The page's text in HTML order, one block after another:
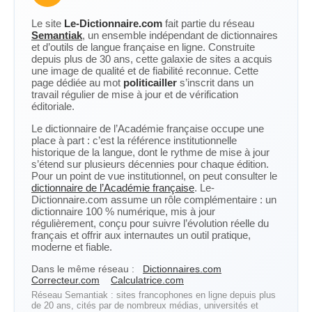
Le site Le-Dictionnaire.com fait partie du réseau
Semantiak, un ensemble indépendant de dictionnaires
et d’outils de langue française en ligne. Construite
depuis plus de 30 ans, cette galaxie de sites a acquis
une image de qualité et de fiabilité reconnue. Cette
page dédiée au mot politicailler s’inscrit dans un
travail régulier de mise à jour et de vérification
éditoriale.
Le dictionnaire de l’Académie française occupe une
place à part : c’est la référence institutionnelle
historique de la langue, dont le rythme de mise à jour
s’étend sur plusieurs décennies pour chaque édition.
Pour un point de vue institutionnel, on peut consulter le
dictionnaire de l’Académie française. Le-
Dictionnaire.com assume un rôle complémentaire : un
dictionnaire 100 % numérique, mis à jour
régulièrement, conçu pour suivre l’évolution réelle du
français et offrir aux internautes un outil pratique,
moderne et fiable.
Dans le même réseau :
Dictionnaires.com
Correcteur.com
Calculatrice.com
Réseau Semantiak : sites francophones en ligne depuis plus
de 20 ans, cités par de nombreux médias, universités et